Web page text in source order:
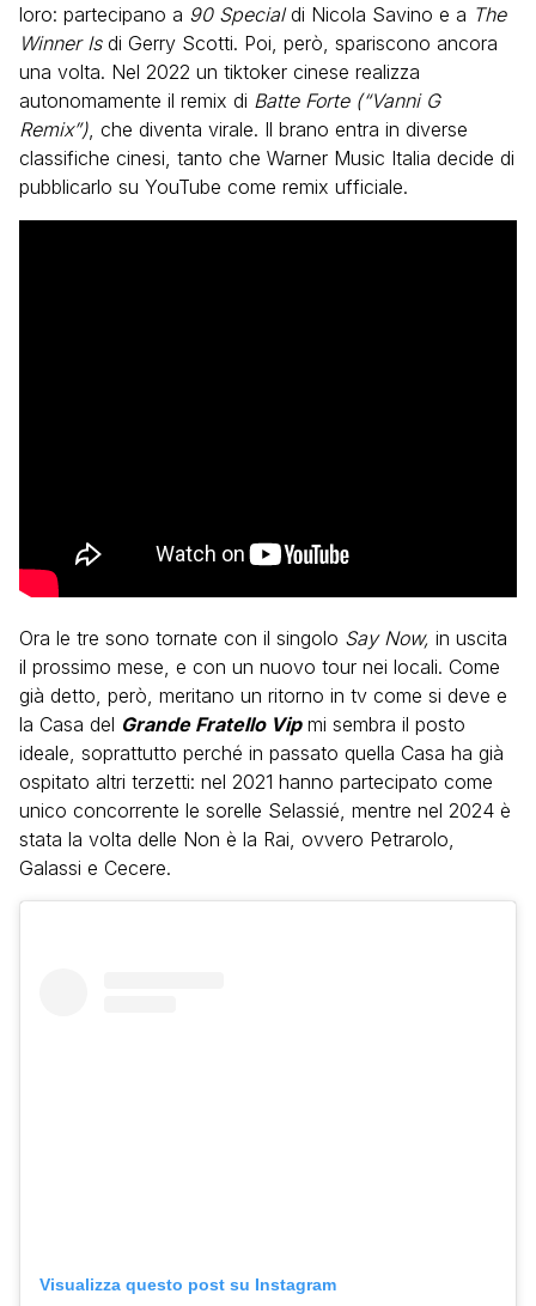
loro: partecipano a 90 Specialdi Nicola Savino e a The
Winner Isdi Gerry Scotti. Poi, però, spariscono ancora
una volta. Nel 2022 un tiktoker cinese realizza
autonomamente il remix di Batte Forte (“Vanni G
Remix”), che diventa virale. Il brano entra in diverse
classifiche cinesi, tanto che Warner Music Italia decide di
pubblicarlo su YouTube come remix ufficiale.
Ora le tre sono tornate con il singolo Say Now, in uscita
il prossimo mese, e con un nuovo tour nei locali. Come
già detto, però, meritano un ritorno in tv come si deve e
la Casa del Grande Fratello Vipmi sembra il posto
ideale, soprattutto perché in passato quella Casa ha già
ospitato altri terzetti: nel 2021 hanno partecipato come
unico concorrente le sorelle Selassié, mentre nel 2024 è
stata la volta delle Non è la Rai, ovvero Petrarolo,
Galassi e Cecere.
Visualizza questo post su Instagram